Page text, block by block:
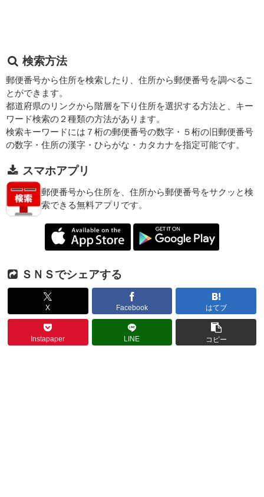
検索方法
郵便番号から住所を検索したり、住所から郵便番号を調べるこ
とができます。
都道府県のリンクから階層を下り住所を選択する方法と、キー
ワード検索の２種類の方法があります。
検索キーワードには７桁の郵便番号の数字・５桁の旧郵便番号
の数字・住所の漢字・ひらがな・カタカナを指定可能です。
スマホアプリ
郵便番号から住所を、住所から郵便番号をサクッと検
索できる無料アプリです。
ＳＮＳでシェアする
X Facebook はてブ
Instapaper LINE コピー